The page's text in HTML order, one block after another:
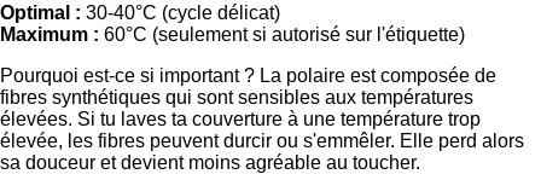
Optimal : 30-40°C (cycle délicat)
Maximum : 60°C (seulement si autorisé sur l'étiquette)
Pourquoi est-ce si important ? La polaire est composée de
fibres synthétiques qui sont sensibles aux températures
élevées. Si tu laves ta couverture à une température trop
élevée, les fibres peuvent durcir ou s'emmêler. Elle perd alors
sa douceur et devient moins agréable au toucher.